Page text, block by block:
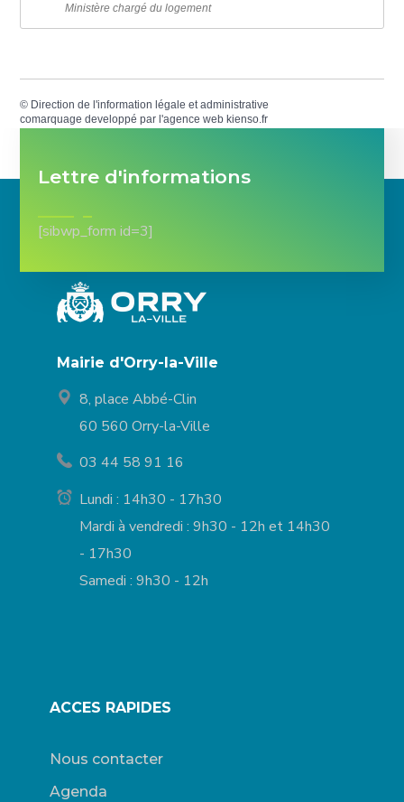
Ministère chargé du logement
© Direction de l'information légale et administrative
comarquage developpé par l'agence web kienso.fr
Lettre d'informations
[sibwp_form id=3]
Mairie d'Orry-la-Ville
8, place Abbé-Clin
60 560 Orry-la-Ville
03 44 58 91 16
Lundi : 14h30 - 17h30
Mardi à vendredi : 9h30 - 12h et 14h30
- 17h30
Samedi : 9h30 - 12h
ACCES RAPIDES
Nous contacter
Agenda